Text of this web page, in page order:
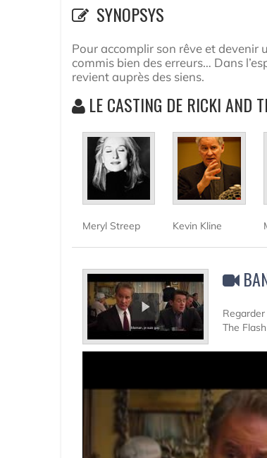
SYNOPSYS
Pour accomplir son rêve et devenir
commis bien des erreurs… Dans
revient auprès des siens.
LE CASTING DE RICKI AND
Meryl Streep Kevin Kline
The